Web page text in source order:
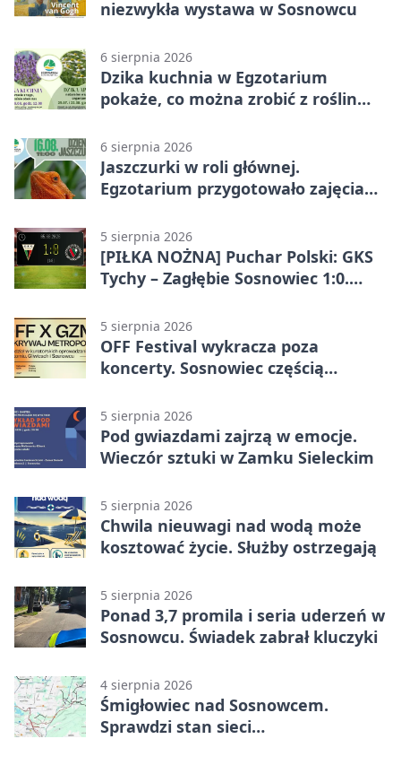
niezwykła wystawa w Sosnowcu
6 sierpnia 2026
Dzika kuchnia w Egzotarium
pokaże, co można zrobić z roślin
6 sierpnia 2026
Jaszczurki w roli głównej.
Egzotarium przygotowało zajęcia
5 sierpnia 2026
[PIŁKA NOŻNA] Puchar Polski: GKS
Tychy – Zagłębie Sosnowiec 1:0.
przed przerwą
5 sierpnia 2026
OFF Festival wykracza poza
koncerty. Sosnowiec częścią
5 sierpnia 2026
Pod gwiazdami zajrzą w emocje.
Wieczór sztuki w Zamku Sieleckim
5 sierpnia 2026
Chwila nieuwagi nad wodą może
kosztować życie. Służby ostrzegają
5 sierpnia 2026
Ponad 3,7 promila i seria uderzeń w
Sosnowcu. Świadek zabrał kluczyki
4 sierpnia 2026
Śmigłowiec nad Sosnowcem.
Sprawdzi stan sieci